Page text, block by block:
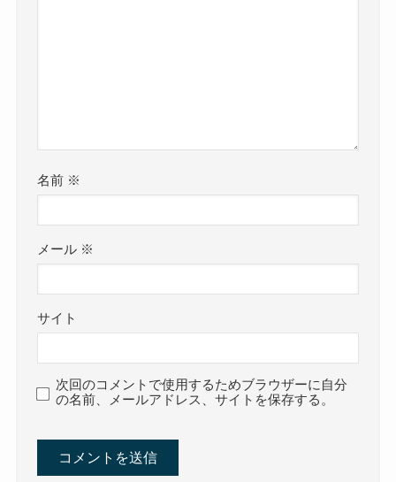
名前 ※
メール ※
サイト
次回のコメントで使用するためブラウザーに自分
の名前、メールアドレス、サイトを保存する。